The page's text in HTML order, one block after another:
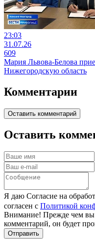
23:03
31.07.26
609
Мария Львова-Белова
Нижегородскую область
Комментарии
Оставить комментарий
Оставить
Я даю Согласие на
согласен с Политикой
Внимание! Прежде чем вы
комментарий, он будет
Отправить